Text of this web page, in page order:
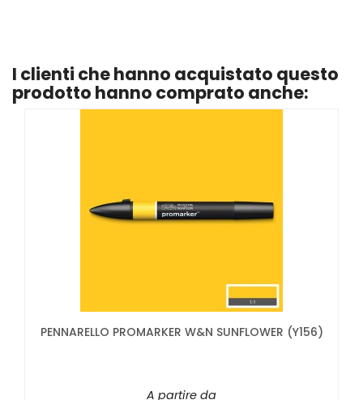
I clienti che hanno acquistato questo
prodotto hanno comprato anche:
PENNARELLO PROMARKER W&N SUNFLOWER (Y156)
A partire da